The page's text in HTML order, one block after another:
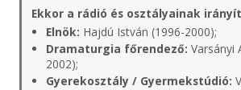
Ekkor a rádió és osztályainak
Elnök: Hajdú István (1996-2000);
Dramaturgia főrendező: Varsányi
2002);
Gyerekosztály / Gyermekstúdió: